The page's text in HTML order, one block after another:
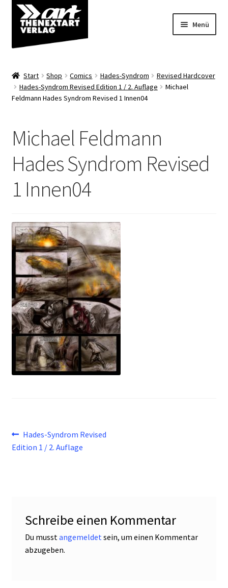
Zur
Navigation
springen
Zum
Inhalt
springen
Menü
Shop
Start Shop Comics Hades-Syndrom
Revised Hardcover
Hades-Syndrom Revised Edition 1 / 2. Auflage
Michael
Feldmann Hades Syndrom Revised 1 Innen04
Michael Feldmann
Hades Syndrom Revised
1 Innen04
Beitragsnavigation
Vorheriger
Beitrag:
Hades-Syndrom Revised
Edition 1 / 2. Auflage
Schreibe einen Kommentar
Du musst angemeldet sein, um einen Kommentar
abzugeben.